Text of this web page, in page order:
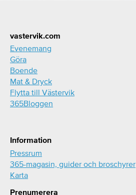
Footer
vastervik.com
Evenemang
Göra
Boende
Mat & Dryck
Flytta till Västervik
365Bloggen
Information
Pressrum
365-magasin, guider och broschyrer
Karta
Prenumerera